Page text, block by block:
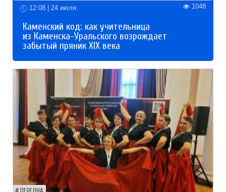
12:08 | 24 июля 1048
Каменский код: как учительница
из Каменска-Уральского возрождает
забытый пряник XIX века